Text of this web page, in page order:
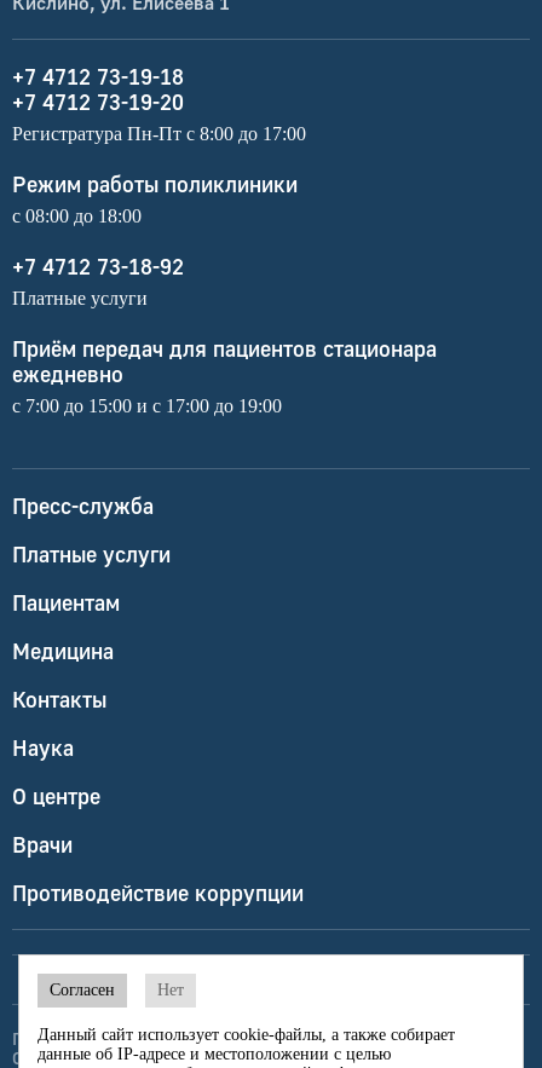
+7 4712 73-19-18
+7 4712 73-19-20
Регистратура Пн-Пт с 8:00 до 17:00
Режим работы поликлиники
с 08:00 до 18:00
+7 4712 73-18-92
Платные услуги
Приём передач для пациентов стационара
ежедневно
с 7:00 до 15:00 и с 17:00 до 19:00
Пресс-служба
Платные услуги
Пациентам
Медицина
Контакты
Наука
О центре
Врачи
Противодействие коррупции
Политика конфиденциальности
Обработка персональных данных
Данный сайт использует cookie-файлы, а также собирает
данные об IP-адресе и местоположении с целью
Согласен Нет